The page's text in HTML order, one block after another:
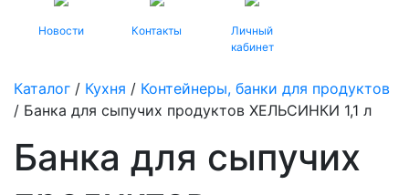
Новости Контакты
Личный
кабинет
Каталог / Кухня / Контейнеры, банки для продуктов
/ Банка для сыпучих продуктов ХЕЛЬСИНКИ 1,1 л
Банка для сыпучих